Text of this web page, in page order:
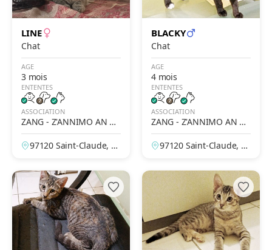
LINE
Chat
AGE
3 mois
ENTENTES
ASSOCIATION
ZANG - Z'ANNIMO AN N
OU GWADLOUP'
97120 Saint-Claude, G
BLACKY
Chat
AGE
4 mois
ENTENTES
ASSOCIATION
ZANG - Z'ANNIMO AN N
OU GWADLOUP'
97120 Saint-Claude, G